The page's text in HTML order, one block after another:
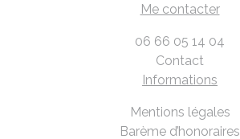
Me contacter
06 66 05 14 04
Contact
Informations
Mentions légales
Barème d’honoraires